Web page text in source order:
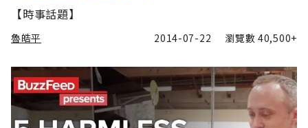
【時事話題】
魯皓平 2014-07-22 瀏覽數40,500+